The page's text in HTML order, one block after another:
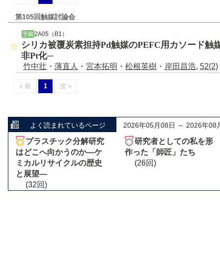
第105回触媒討論会
予稿 2A05（B1）
シリカ被覆炭素担持Pd触媒のPEFC用カソード触
非Pt化─
竹中壮 ・ 薄直人 ・ 宮本拓明 ・ 松根英樹 ・ 岸田昌浩, 52(2)
« 前 1 次 »
よく読まれているページ 2026年05月08日 ～ 2026年08
プラスチック分解研究
はどこへ向かうのか―ケ
ミカルリサイクルの歴史
と展望―
(32回)
研究者としての私を形
作った「師匠」たち
(26回)